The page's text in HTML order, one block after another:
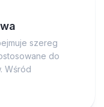
szereg
do
Wśród